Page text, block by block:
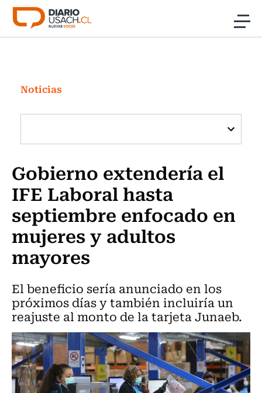
Click acá para ir directamente al contenido
Investigación
Cultura
Programas Radio y TV Usach
Noticias
Gobierno extendería el
IFE Laboral hasta
septiembre enfocado en
mujeres y adultos
mayores
El beneficio sería anunciado en los
próximos días y también incluiría un
reajuste al monto de la tarjeta Junaeb.